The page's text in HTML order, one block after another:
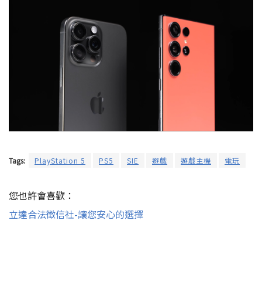
Tags: PlayStation 5 PS5 SIE 遊戲 遊戲主機 電玩
您也許會喜歡：
立達合法徵信社-讓您安心的選擇